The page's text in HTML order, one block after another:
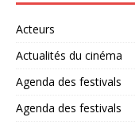
Acteurs
Actualités du cinéma
Agenda des festivals
Agenda des festivals